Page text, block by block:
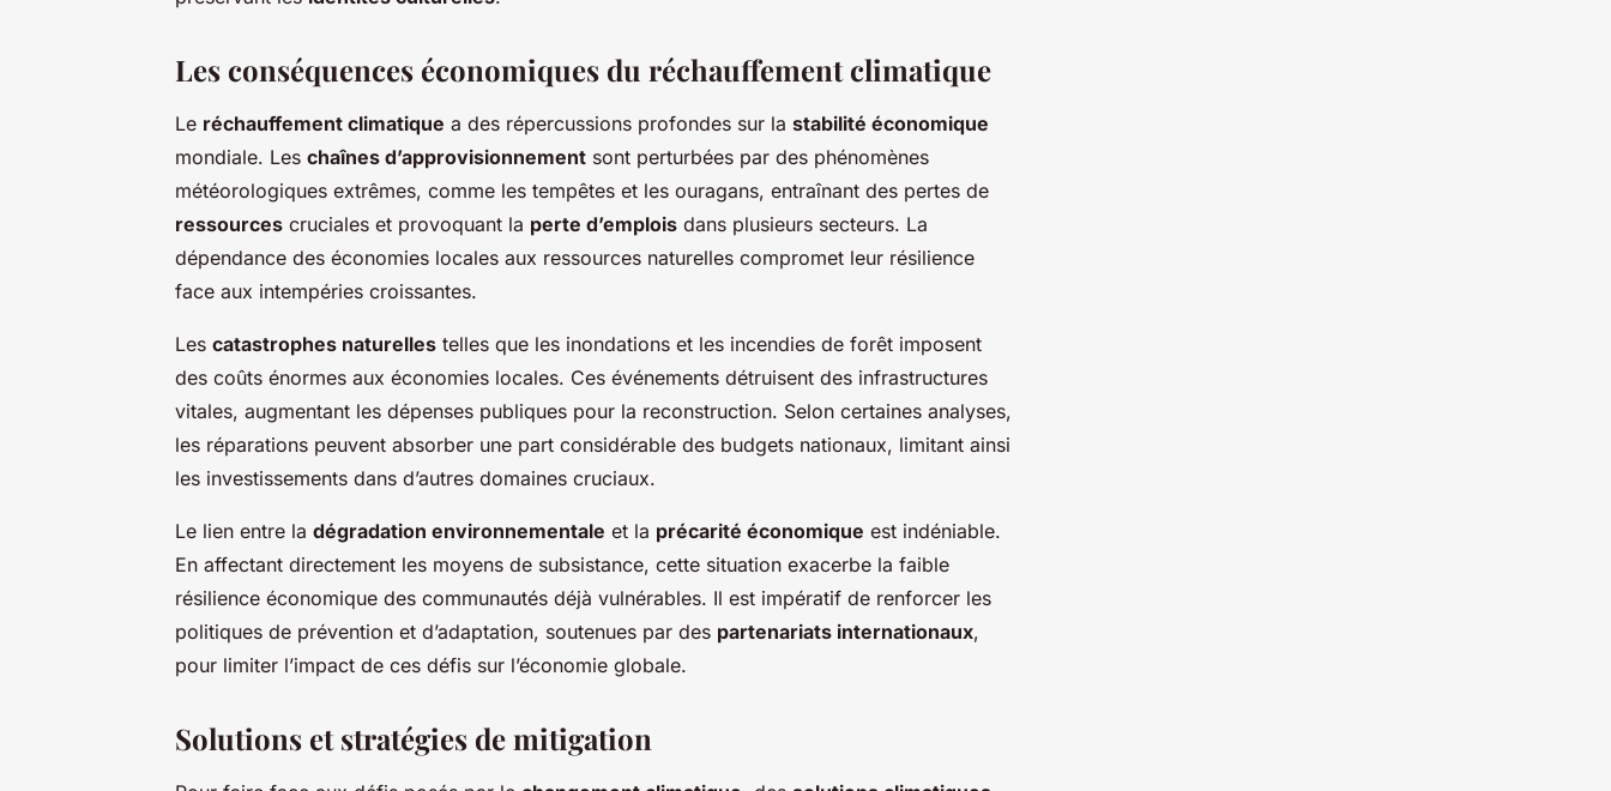
Les conséquences économiques du réchauffement climatique
Le réchauffement climatique a des répercussions profondes sur la stabilité économique
mondiale. Les chaînes d’approvisionnement sont perturbées par des phénomènes
météorologiques extrêmes, comme les tempêtes et les ouragans, entraînant des pertes de
ressources cruciales et provoquant la perte d’emplois dans plusieurs secteurs. La
dépendance des économies locales aux ressources naturelles compromet leur résilience
face aux intempéries croissantes.
Les catastrophes naturelles telles que les inondations et les incendies de forêt imposent
des coûts énormes aux économies locales. Ces événements détruisent des infrastructures
vitales, augmentant les dépenses publiques pour la reconstruction. Selon certaines analyses,
les réparations peuvent absorber une part considérable des budgets nationaux, limitant ainsi
les investissements dans d’autres domaines cruciaux.
Le lien entre la dégradation environnementale et la précarité économique est indéniable.
En affectant directement les moyens de subsistance, cette situation exacerbe la faible
résilience économique des communautés déjà vulnérables. Il est impératif de renforcer les
politiques de prévention et d’adaptation, soutenues par des partenariats internationaux,
pour limiter l’impact de ces défis sur l’économie globale.
Solutions et stratégies de mitigation